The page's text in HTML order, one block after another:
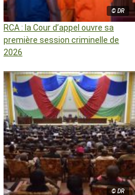
© DR
RCA : la Cour d’appel ouvre sa
première session criminelle de
2026
© DR